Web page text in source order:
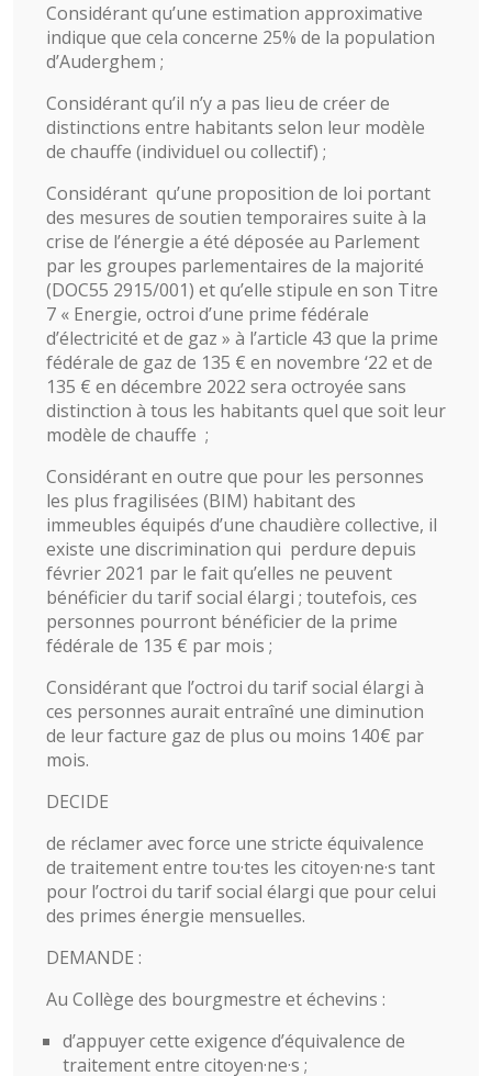
Considérant qu’une estimation approximative
indique que cela concerne 25% de la population
d’Auderghem ;
Considérant qu’il n’y a pas lieu de créer de
distinctions entre habitants selon leur modèle
de chauffe (individuel ou collectif) ;
Considérant qu’une proposition de loi portant
des mesures de soutien temporaires suite à la
crise de l’énergie a été déposée au Parlement
par les groupes parlementaires de la majorité
(DOC55 2915/001) et qu’elle stipule en son Titre
7 « Energie, octroi d’une prime fédérale
d’électricité et de gaz » à l’article 43 que la prime
fédérale de gaz de 135 € en novembre ‘22 et de
135 € en décembre 2022 sera octroyée sans
distinction à tous les habitants quel que soit leur
modèle de chauffe ;
Considérant en outre que pour les personnes
les plus fragilisées (BIM) habitant des
immeubles équipés d’une chaudière collective, il
existe une discrimination qui perdure depuis
février 2021 par le fait qu’elles ne peuvent
bénéficier du tarif social élargi ; toutefois, ces
personnes pourront bénéficier de la prime
fédérale de 135 € par mois ;
Considérant que l’octroi du tarif social élargi à
ces personnes aurait entraîné une diminution
de leur facture gaz de plus ou moins 140€ par
mois.
DECIDE
de réclamer avec force une stricte équivalence
de traitement entre tou·tes les citoyen·ne·s tant
pour l’octroi du tarif social élargi que pour celui
des primes énergie mensuelles.
DEMANDE :
Au Collège des bourgmestre et échevins :
d’appuyer cette exigence d’équivalence de
traitement entre citoyen·ne·s ;